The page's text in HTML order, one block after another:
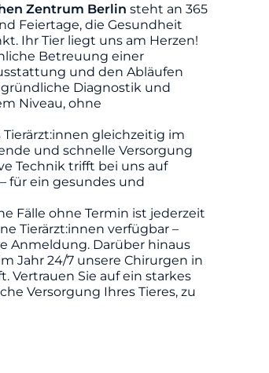
Zentrum Berlin steht an 365
Feiertage, die Gesundheit
Ihr Tier liegt uns am Herzen!
Betreuung einer
und den Abläufen
Diagnostik und
Niveau, ohne
Tierärzt:innen gleichzeitig im
und schnelle Versorgung
Technik trifft bei uns auf
für ein gesundes und
Fälle ohne Termin ist jederzeit
Tierärzt:innen verfügbar –
Anmeldung. Darüber hinaus
Jahr 24/7 unsere Chirurgen in
Vertrauen Sie auf ein starkes
Versorgung Ihres Tieres, zu